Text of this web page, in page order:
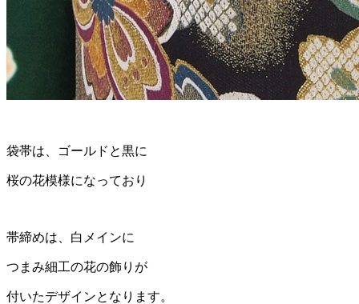
袋帯は、ゴールドと黒に
桜の花模様になっており
帯締めは、白メインに
つまみ細工の花の飾りが
付いたデザインとなります。